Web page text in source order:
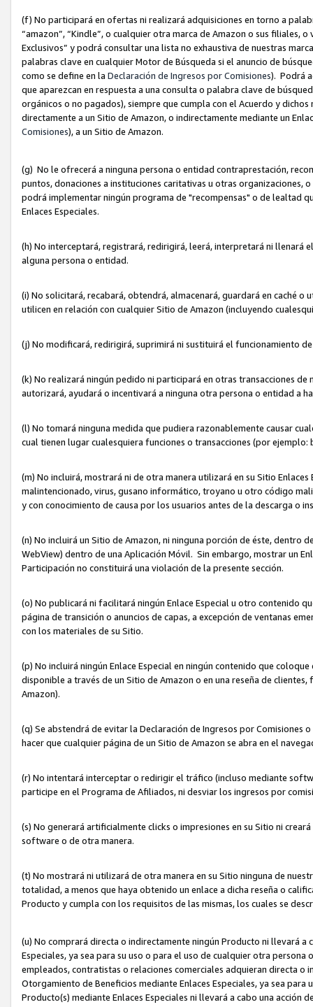
(f) No participará en ofertas ni realizará adquisiciones en torno a
“amazon”, “Kindle”, o cualquier otra marca de Amazon o sus filiales,
Exclusivos” y podrá consultar una lista no exhaustiva de nuestras
palabras clave en cualquier Motor de Búsqueda si el anuncio de
como se define en la Declaración de Ingresos por Comisiones). Podrá
que aparezcan en respuesta a una consulta o palabra clave de
orgánicos o no pagados), siempre que cumpla con el Acuerdo y
directamente a un Sitio de Amazon, o indirectamente mediante un
Comisiones), a un Sitio de Amazon.
(g) No le ofrecerá a ninguna persona o entidad contraprestación,
puntos, donaciones a instituciones caritativas u otras organizaciones,
podrá implementar ningún programa de "recompensas" o de lealtad
Enlaces Especiales.
(h) No interceptará, registrará, redirigirá, leerá, interpretará ni
alguna persona o entidad.
(i) No solicitará, recabará, obtendrá, almacenará, guardará en caché
utilicen en relación con cualquier Sitio de Amazon (incluyendo
(j) No modificará, redirigirá, suprimirá ni sustituirá el funcionamiento
(k) No realizará ningún pedido ni participará en otras transacciones
autorizará, ayudará o incentivará a ninguna otra persona o entidad a
(l) No tomará ninguna medida que pudiera razonablemente causar
cual tienen lugar cualesquiera funciones o transacciones (por
(m) No incluirá, mostrará ni de otra manera utilizará en su Sitio
malintencionado, virus, gusano informático, troyano u otro código
y con conocimiento de causa por los usuarios antes de la descarga
(n) No incluirá un Sitio de Amazon, ni ninguna porción de éste,
WebView) dentro de una Aplicación Móvil. Sin embargo, mostrar un
Participación no constituirá una violación de la presente sección.
(o) No publicará ni facilitará ningún Enlace Especial u otro contenido
página de transición o anuncios de capas, a excepción de ventanas
con los materiales de su Sitio.
(p) No incluirá ningún Enlace Especial en ningún contenido que
disponible a través de un Sitio de Amazon o en una reseña de
Amazon).
(q) Se abstendrá de evitar la Declaración de Ingresos por
hacer que cualquier página de un Sitio de Amazon se abra en el
(r) No intentará interceptar o redirigir el tráfico (incluso mediante
participe en el Programa de Afiliados, ni desviar los ingresos por
(s) No generará artificialmente clicks o impresiones en su Sitio ni
software o de otra manera.
(t) No mostrará ni utilizará de otra manera en su Sitio ninguna de
totalidad, a menos que haya obtenido un enlace a dicha reseña o
Producto y cumpla con los requisitos de las mismas, los cuales se
(u) No comprará directa o indirectamente ningún Producto ni llevará a
Especiales, ya sea para su uso o para el uso de cualquier otra
empleados, contratistas o relaciones comerciales adquieran directa o
Otorgamiento de Beneficios mediante Enlaces Especiales, ya sea
Producto(s) mediante Enlaces Especiales ni llevará a cabo una